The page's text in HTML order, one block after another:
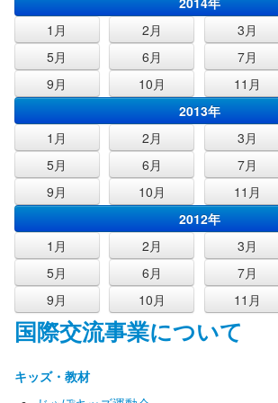
1月
2月 3月
5月
6月 7月
9月
10月 11月
2013年
1月
2月 3月
5月
6月 7月
9月
10月 11月
2012年
1月
2月 3月
5月
6月 7月
9月
10月 11月
国際交流事業について
キッズ・教材